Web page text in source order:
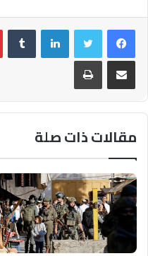
فيسبوكتويتر لينكدإن
مشاركة عبر البريد طباعة
مقالات ذات صلة